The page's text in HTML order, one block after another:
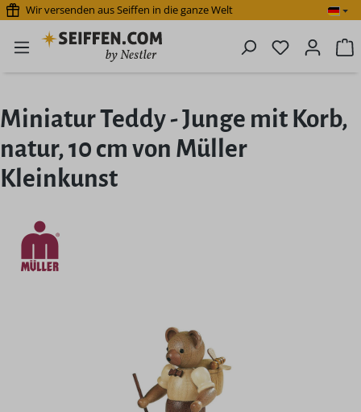
Zum Hauptinhalt springen
Wir versenden aus Seiffen in die ganze Welt
Du hast 0
Miniatur Teddy - Junge mit Korb,
natur, 10 cm von Müller
Kleinkunst
Bildergalerie überspringen